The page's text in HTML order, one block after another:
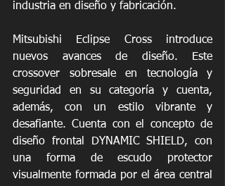
industria en diseño y fabricación.
Mitsubishi Eclipse Cross introduce
nuevos avances de diseño. Este
crossover sobresale en tecnología y
seguridad en su categoría y cuenta,
además, con un estilo vibrante y
desafiante. Cuenta con el concepto de
diseño frontal DYNAMIC SHIELD, con
una forma de escudo protector
visualmente formada por el área central